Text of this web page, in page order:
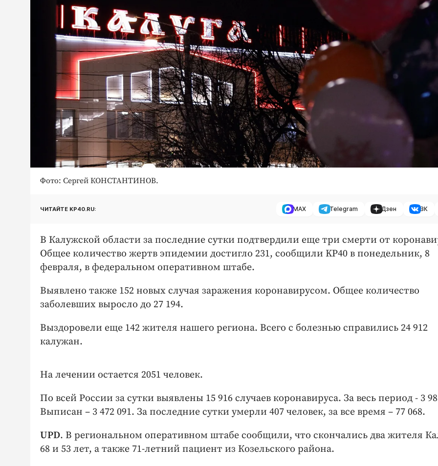
Фото: Сергей КОНСТАНТИНОВ.
ЧИТАЙТЕ KP40.RU: MAX Telegram Дзен ВК
В Калужской области за последние сутки подтвердили еще три смерти от
Общее количество жертв эпидемии достигло 231, сообщили KP40 в понедельник, 8
февраля, в федеральном оперативном штабе.
Выявлено также 152 новых случая заражения коронавирусом. Общее количество
заболевших выросло до 27 194.
Выздоровели еще 142 жителя нашего региона. Всего с болезнью справились 24 912
калужан.
На лечении остается 2051 человек.
По всей России за сутки выявлены 15 916 случаев коронавируса. За весь период - 3
Выписан – 3 472 091. За последние сутки умерли 407 человек, за все время – 77 068.
UPD. В региональном оперативном штабе сообщили, что скончались два жителя
68 и 53 лет, а также 71-летний пациент из Козельского района.